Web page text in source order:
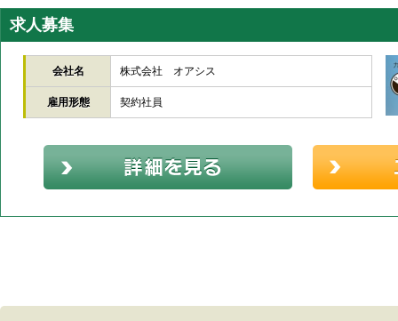
求人募集
会社名 株式会社 オアシス
雇用形態 契約社員